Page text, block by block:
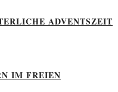
ADVENTSZEIT
IM FREIEN